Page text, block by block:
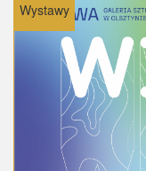
Wystawy